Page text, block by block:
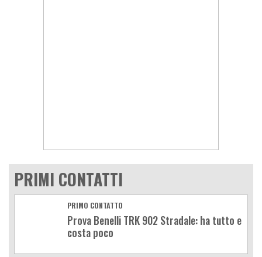
PRIMI CONTATTI
PRIMO CONTATTO
Prova Benelli TRK 902 Stradale: ha tutto e
costa poco